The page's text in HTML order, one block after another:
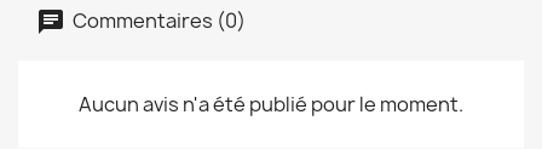
Commentaires (0)
Aucun avis n'a été publié pour le moment.